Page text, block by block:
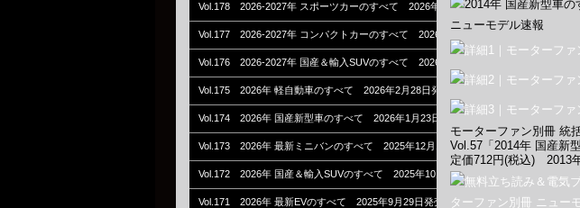
Vol.178 2026-2027年 スポーツカーのすべて 2026年7月17日発売
Vol.177 2026-2027年 コンパクトカーのすべて 2026年6月4日発売
Vol.176 2026-2027年 国産＆輸入SUVのすべて 2026年4月17日発売
Vol.175 2026年 軽自動車のすべて 2026年2月28日発売
Vol.174 2026年 国産新型車のすべて 2026年1月23日発売
Vol.173 2026年 最新ミニバンのすべて 2025年12月10日発売
Vol.172 2026年 国産＆輸入SUVのすべて 2025年10月31日発売
Vol.171 2026年 最新EVのすべて 2025年9月29日発売
モーターファン別冊 統
Vol.57「2014年 国産新
定価712円(税込) 2013